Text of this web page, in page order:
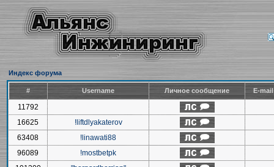
Индекс форума
# Username Личное сообщение E-
11792
16625
!liftdlyakaterov
63408
!linawati88
96089
!mostbetpk